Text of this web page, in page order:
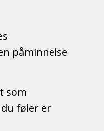
påminnelse
som
føler er